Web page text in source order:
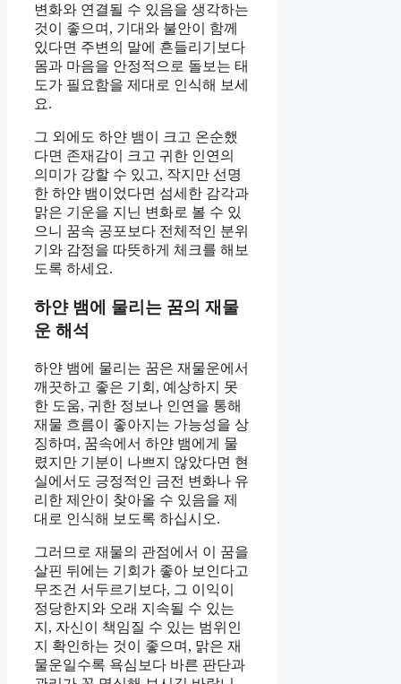
변화와 연결될 수 있음을 생각하는
것이 좋으며, 기대와 불안이 함께
있다면 주변의 말에 흔들리기보다
몸과 마음을 안정적으로 돌보는 태
도가 필요함을 제대로 인식해 보세
요.
그 외에도 하얀 뱀이 크고 온순했
다면 존재감이 크고 귀한 인연의
의미가 강할 수 있고, 작지만 선명
한 하얀 뱀이었다면 섬세한 감각과
맑은 기운을 지닌 변화로 볼 수 있
으니 꿈속 공포보다 전체적인 분위
기와 감정을 따뜻하게 체크를 해보
도록 하세요.
하얀 뱀에 물리는 꿈의 재물
운 해석
하얀 뱀에 물리는 꿈은 재물운에서
깨끗하고 좋은 기회, 예상하지 못
한 도움, 귀한 정보나 인연을 통해
재물 흐름이 좋아지는 가능성을 상
징하며, 꿈속에서 하얀 뱀에게 물
렸지만 기분이 나쁘지 않았다면 현
실에서도 긍정적인 금전 변화나 유
리한 제안이 찾아올 수 있음을 제
대로 인식해 보도록 하십시오.
그러므로 재물의 관점에서 이 꿈을
살핀 뒤에는 기회가 좋아 보인다고
무조건 서두르기보다, 그 이익이
정당한지와 오래 지속될 수 있는
지, 자신이 책임질 수 있는 범위인
지 확인하는 것이 좋으며, 맑은 재
물운일수록 욕심보다 바른 판단과